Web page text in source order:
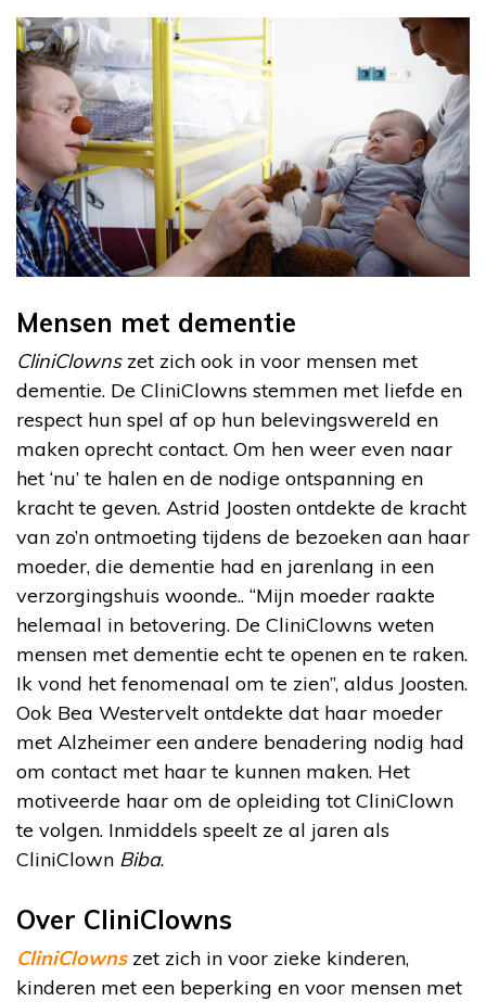
Mensen met dementie
CliniClownszet zich ook in voor mensen met
dementie. De CliniClowns stemmen met liefde en
respect hun spel af op hun belevingswereld en
maken oprecht contact. Om hen weer even naar
het ‘nu’ te halen en de nodige ontspanning en
kracht te geven. Astrid Joosten ontdekte de kracht
van zo’n ontmoeting tijdens de bezoeken aan haar
moeder, die dementie had en jarenlang in een
verzorgingshuis woonde.. “Mijn moeder raakte
helemaal in betovering. De CliniClowns weten
mensen met dementie echt te openen en te raken.
Ik vond het fenomenaal om te zien”, aldus Joosten.
Ook Bea Westervelt ontdekte dat haar moeder
met Alzheimer een andere benadering nodig had
om contact met haar te kunnen maken. Het
motiveerde haar om de opleiding tot CliniClown
te volgen. Inmiddels speelt ze al jaren als
CliniClown Biba.
Over CliniClowns
CliniClownszet zich in voor zieke kinderen,
kinderen met een beperking en voor mensen met